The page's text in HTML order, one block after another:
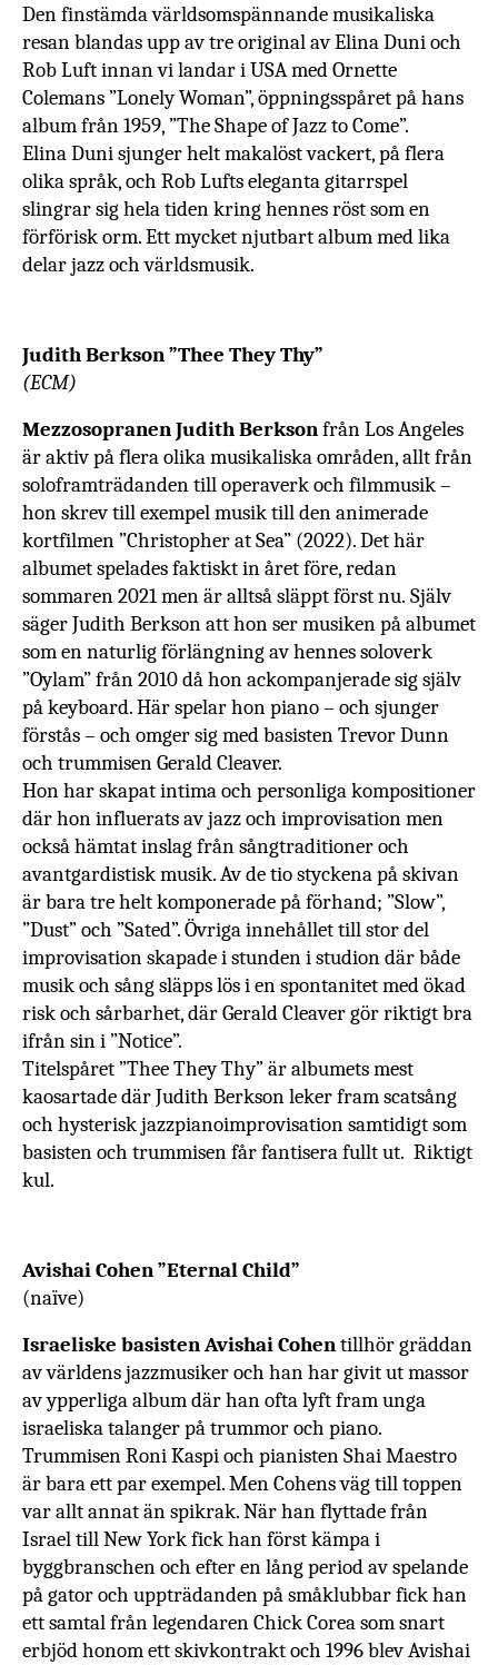
Den finstämda världsomspännande musikaliska
resan blandas upp av tre original avElina Duni och
Rob Luft innan vi landar i USA med Ornette
Colemans ”Lonely Woman”, öppningsspåret på hans
album från 1959, ”The Shape of Jazz to Come”.
Elina Duni sjunger helt makalöst vackert, på flera
olika språk, och Rob Lufts eleganta gitarrspel
slingrar sig hela tiden kring hennes röst som en
förförisk orm. Ett mycket njutbart album med lika
delar jazz och världsmusik.
Judith Berkson ”Thee They Thy”
(ECM)
Mezzosopranen Judith Berksonfrån Los Angeles
är aktiv på flera olika musikaliska områden, allt från
soloframträdanden till operaverk och filmmusik –
hon skrev till exempel musik till den animerade
kortfilmen ”Christopher at Sea” (2022). Det här
albumet spelades faktiskt in året före, redan
sommaren 2021 men är alltså släppt först nu. Själv
säger Judith Berkson att hon ser musiken på albumet
somen naturlig förlängning av hennes soloverk
”Oylam” från 2010 då hon ackompanjerade sig själv
på keyboard. Här spelar hon piano – och sjunger
förstås – och omger sig med basisten Trevor Dunn
och trummisen Gerald Cleaver.
Hon har skapat intima och personliga kompositioner
där hon influerats av jazz och improvisation men
också hämtat inslag från sångtraditioner och
avantgardistisk musik.Av de tio styckena på skivan
är bara tre helt komponerade på förhand; ”Slow”,
”Dust” och ”Sated”. Övriga innehållet till stor del
improvisation skapade i stunden i studion där både
musik och sång släpps lös i en spontanitet med ökad
risk och sårbarhet, därGerald Cleaver gör riktigt bra
ifrån sin i ”Notice”.
Titelspåret ”Thee They Thy” är albumets mest
kaosartade därJudith Berkson leker fram scatsång
och hysterisk jazzpianoimprovisation samtidigt som
basisten och trummisen får fantisera fullt ut. Riktigt
kul.
Avishai Cohen ”Eternal Child”
(naïve)
Israeliske basisten Avishai Cohentillhör gräddan
av världens jazzmusiker och han har givit ut massor
av ypperliga album där han ofta lyft fram unga
israeliska talanger på trummor och piano.
Trummisen Roni Kaspi och pianisten Shai Maestro
är bara ett par exempel. Men Cohens väg till toppen
var allt annat än spikrak. När han flyttade från
Israel till New York fick han först kämpa i
byggbranschen och efter en lång periodav spelande
på gator och uppträdanden på småklubbar fick han
ett samtal från legendaren Chick Corea som snart
erbjöd honom ett skivkontrakt och 1996 blev Avishai